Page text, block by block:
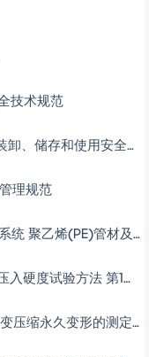
技术规范
GB／T 34525-2017 气瓶搬运、装卸、储存和使用安全规定
理规范
GB T45357-2025 船用塑料管道系统 聚乙烯(PE)管材及管件
GB T 531硫化橡胶或热塑性橡胶压入硬度试验方法 第1部分-邵氏硬度计法
GB T 1683-2018硫化橡胶 恒定形变压缩永久变形的测定方法